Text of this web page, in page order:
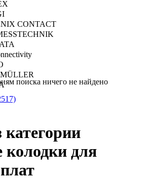
CONTACT
поиска ничего не найдено
для